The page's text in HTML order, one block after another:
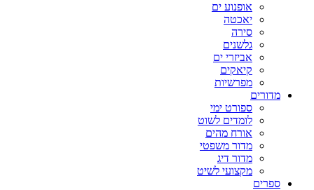
אופנוע ים
יאכטה
סירה
גלשנים
אביזרי ים
קיאקים
מפרשיות
מדורים
ספורט ימי
לומדים לשוט
אורח מהים
מדור משפטי
מדור דיג
מקצועי לשיט
ספרים